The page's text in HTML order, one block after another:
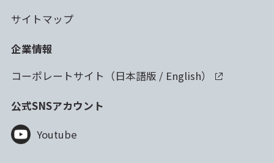
サイトマップ
企業情報
コーポレートサイト（日本語版 / English）
公式SNSアカウント
Youtube